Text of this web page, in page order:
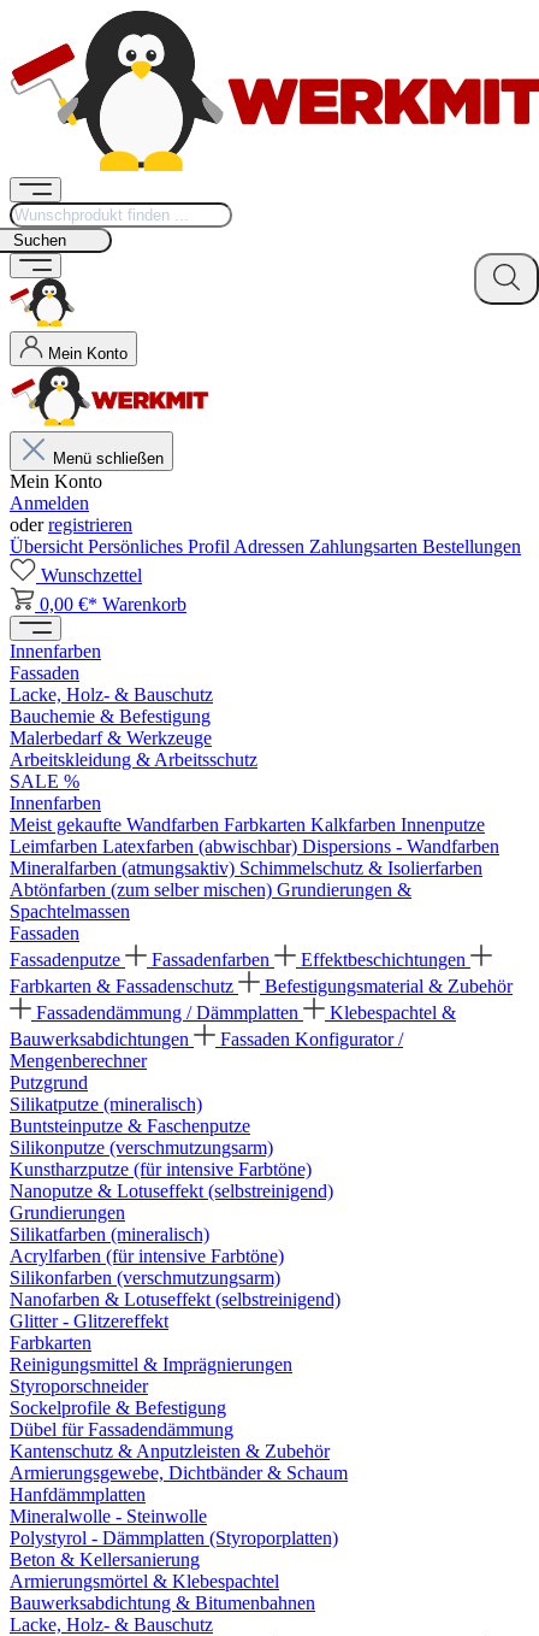
Suchen
Mein Konto
Menü schließen
Mein Konto
Anmelden
oderregistrieren
Übersicht Persönliches Profil Adressen Zahlungsarten Bestellungen
Wunschzettel
0,00 €* Warenkorb
Innenfarben
Fassaden
Lacke, Holz- & Bauschutz
Bauchemie & Befestigung
Malerbedarf & Werkzeuge
Arbeitskleidung & Arbeitsschutz
SALE %
Innenfarben
Meist gekaufte Wandfarben Farbkarten Kalkfarben Innenputze
Leimfarben Latexfarben (abwischbar) Dispersions - Wandfarben
Mineralfarben (atmungsaktiv) Schimmelschutz & Isolierfarben
Abtönfarben (zum selber mischen) Grundierungen &
Spachtelmassen
Fassaden
Fassadenputze
Fassadenfarben
Effektbeschichtungen
Farbkarten & Fassadenschutz
Befestigungsmaterial & Zubehör
Fassadendämmung / Dämmplatten
Klebespachtel &
Bauwerksabdichtungen
Fassaden Konfigurator /
Mengenberechner
Putzgrund
Silikatputze (mineralisch)
Buntsteinputze & Faschenputze
Silikonputze (verschmutzungsarm)
Kunstharzputze (für intensive Farbtöne)
Nanoputze & Lotuseffekt (selbstreinigend)
Grundierungen
Silikatfarben (mineralisch)
Acrylfarben (für intensive Farbtöne)
Silikonfarben (verschmutzungsarm)
Nanofarben & Lotuseffekt (selbstreinigend)
Glitter - Glitzereffekt
Farbkarten
Reinigungsmittel & Imprägnierungen
Styroporschneider
Sockelprofile & Befestigung
Dübel für Fassadendämmung
Kantenschutz & Anputzleisten & Zubehör
Armierungsgewebe, Dichtbänder & Schaum
Hanfdämmplatten
Mineralwolle - Steinwolle
Polystyrol - Dämmplatten (Styroporplatten)
Beton & Kellersanierung
Armierungsmörtel & Klebespachtel
Bauwerksabdichtung & Bitumenbahnen
Lacke, Holz- & Bauschutz